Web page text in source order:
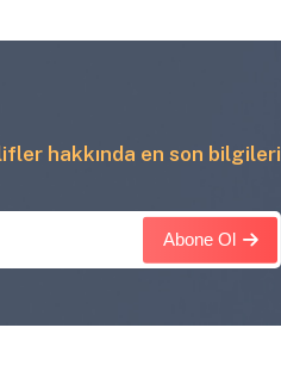
hakkında en son bilgileri
Abone Ol